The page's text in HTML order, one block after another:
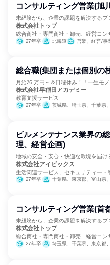
コンサルティング営業(旭
未経験から、企業の課題を解決するプ
株式会社トップ
総合商社・専門商社・卸売、経営コン
27年卒 北海道 営業、経営/事
総合職(集団または個別の
月給26 万円～＆日曜休み！「一生モノ
株式会社早稲田アカデミー
教育支援サービス
27年卒 茨城県、埼玉県、千葉県、東京都、神奈
ビルメンテナンス業界の
理、経営企画)
地域の安全・安心・快適な環境を届け
株式会社アイビックス
生活関連サービス、セキュリティー・
27年卒 千葉県、東京都、富山県、石川県、福井県、滋賀県、
コンサルティング営業(首
未経験から、企業の課題を解決するプ
株式会社トップ
総合商社・専門商社・卸売、経営コン
27年卒 埼玉県、千葉県、東京都、神奈